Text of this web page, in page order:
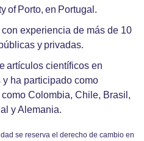
of Porto, en Portugal.
experiencia de más de 10
y privadas.
artículos científicos en
ha participado como
Colombia, Chile, Brasil,
y Alemania.
se reserva el derecho de cambio en